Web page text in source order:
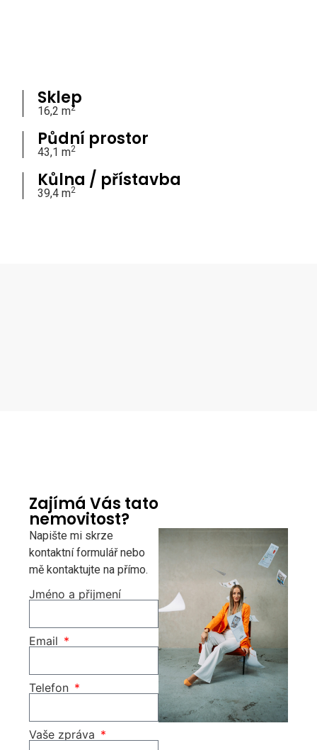
Sklep
16,2 m2
Půdní prostor
43,1 m2
Kůlna / přístavba
39,4 m2
Zajímá Vás tato
nemovitost?
Napište mi skrze
kontaktní formulář nebo
mě kontaktujte na přímo.
Jméno a přijmení
Email
Telefon
Vaše zpráva